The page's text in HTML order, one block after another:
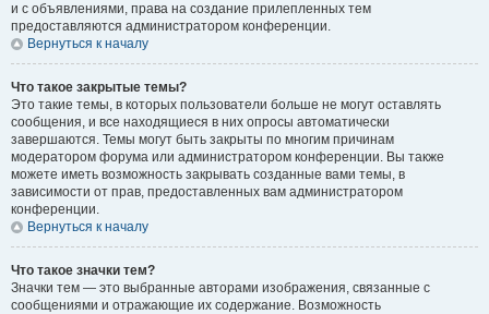
и с объявлениями, права на создание прилепленных тем
предоставляются администратором конференции.
Вернуться к началу
Что такое закрытые темы?
Это такие темы, в которых пользователи больше не могут оставлять
сообщения, и все находящиеся в них опросы автоматически
завершаются. Темы могут быть закрыты по многим причинам
модератором форума или администратором конференции. Вы также
можете иметь возможность закрывать созданные вами темы, в
зависимости от прав, предоставленных вам администратором
конференции.
Вернуться к началу
Что такое значки тем?
Значки тем — это выбранные авторами изображения, связанные с
сообщениями и отражающие их содержание. Возможность